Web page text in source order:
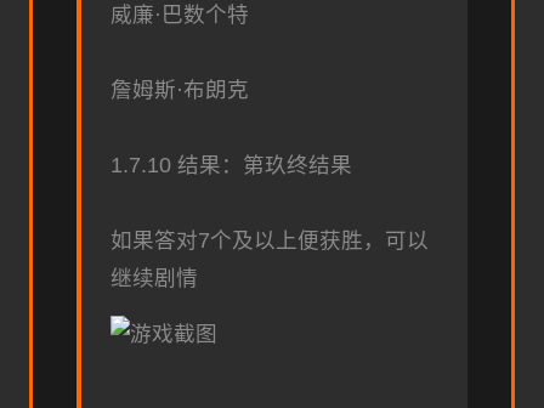
威廉·巴数个特
詹姆斯·布朗克
1.7.10 结果：第玖终结果
如果答对7个及以上便获胜，可以
继续剧情